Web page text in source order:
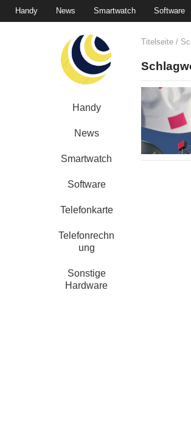
Handy News Smartwatch Software
Handy
News
Smartwatch
Software
Telefonkarte
Telefonrechn
ung
Sonstige
Hardware
Titelseite /